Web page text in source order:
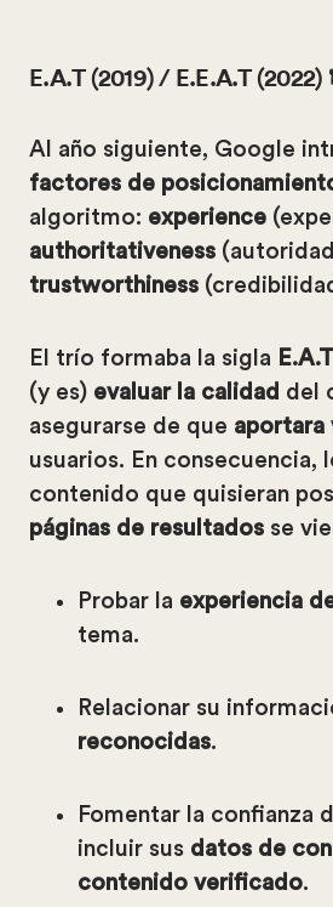
E.A.T (2019) / E.E.A.T
Al año siguiente, Google
factores de
algoritmo: experience
authoritativeness
trustworthiness
El trío formaba la sigla E.A.T
(y es) evaluar la calidad del
asegurarse de que aportara
usuarios. En consecuencia,
contenido que quisieran
páginas de resultados se
Probar la experiencia
tema.
Relacionar su
reconocidas.
Fomentar la confianza
incluir sus datos de
contenido verificado.